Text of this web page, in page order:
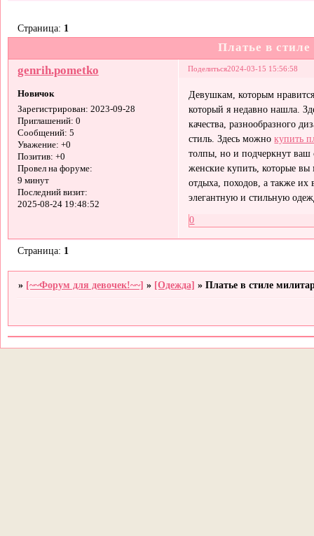
Платье в
Страница: 1
Поделиться2024-03-15 15:56:58
genrih.pometko
Новичок
Зарегистрирован: 2023-09-28
Приглашений: 0
Сообщений: 5
Уважение: +0
Позитив: +0
Провел на форуме:
9 минут
Последний визит:
2025-08-24 19:48:52
Девушкам, которым
который я недавно нашла.
качества, разнообразного
стиль. Здесь можнокупить
толпы, но и подчеркнут
женские купить, которые
отдыха, походов, а также
элегантную и стильную
0
Страница: 1
» [~~Форум для девочек!~~] » [Одежда] »Платье в стиле